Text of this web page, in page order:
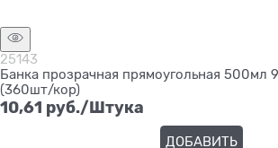
25143
Банка прозрачная прямоугольная 500мл
(360шт/кор)
10,61 руб./Штука
ДОБАВИТЬ